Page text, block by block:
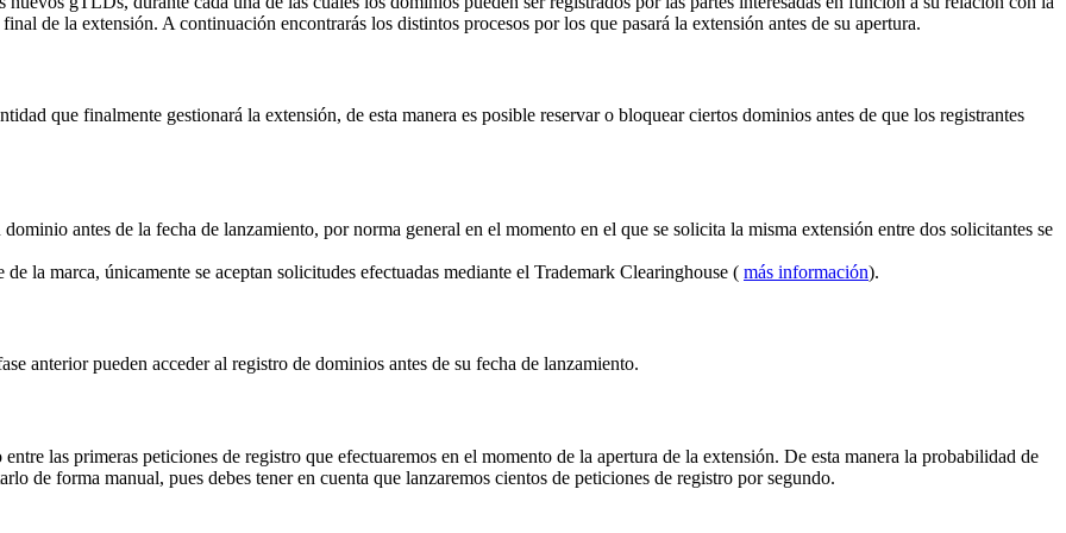
de la extensión. A continuación encontrarás los distintos procesos por los que pasará la extensión antes de su apertura.
que finalmente gestionará la extensión, de esta manera es posible reservar o bloquear ciertos dominios antes de que los registrantes
antes de la fecha de lanzamiento, por norma general en el momento en el que se solicita la misma extensión entre dos solicitantes se
la marca, únicamente se aceptan solicitudes efectuadas mediante el Trademark Clearinghouse ( más información).
anterior pueden acceder al registro de dominios antes de su fecha de lanzamiento.
las primeras peticiones de registro que efectuaremos en el momento de la apertura de la extensión. De esta manera la probabilidad de
de forma manual, pues debes tener en cuenta que lanzaremos cientos de peticiones de registro por segundo.